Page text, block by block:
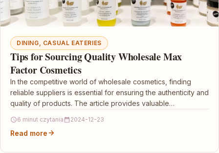
DINING, CASUAL EATERIES
Tips for Sourcing Quality Wholesale Max
Factor Cosmetics
In the competitive world of wholesale cosmetics, finding
reliable suppliers is essential for ensuring the authenticity and
quality of products. The article provides valuable…
6 minut czytania 2024-12-23
Read more